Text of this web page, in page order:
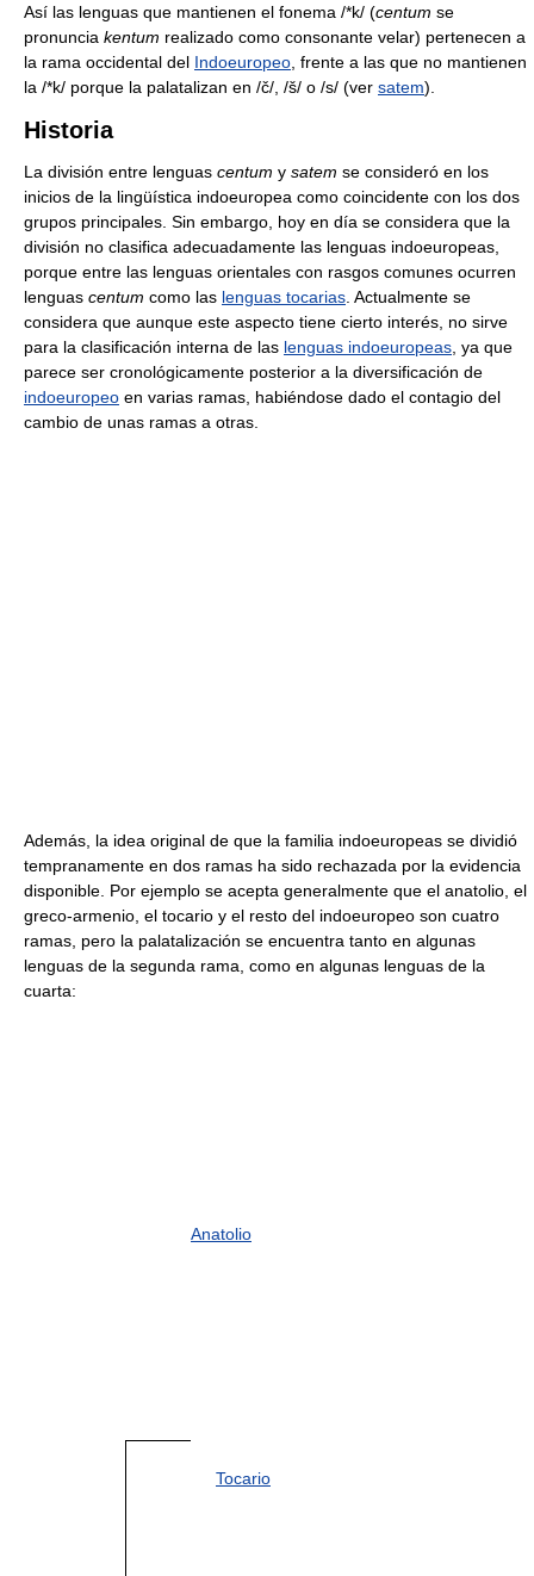
Así las lenguas que mantienen el fonema /*k/ (centum se
pronuncia kentum realizado como consonante velar) pertenecen a
la rama occidental del Indoeuropeo, frente a las que no mantienen
la /*k/ porque la palatalizan en /č/, /š/ o /s/ (ver satem).
Historia
La división entre lenguas centum y satem se consideró en los
inicios de la lingüística indoeuropea como coincidente con los dos
grupos principales. Sin embargo, hoy en día se considera que la
división no clasifica adecuadamente las lenguas indoeuropeas,
porque entre las lenguas orientales con rasgos comunes ocurren
lenguas centum como las lenguas tocarias. Actualmente se
considera que aunque este aspecto tiene cierto interés, no sirve
para la clasificación interna de las lenguas indoeuropeas, ya que
parece ser cronológicamente posterior a la diversificación de
indoeuropeo en varias ramas, habiéndose dado el contagio del
cambio de unas ramas a otras.
Además, la idea original de que la familia indoeuropeas se dividió
tempranamente en dos ramas ha sido rechazada por la evidencia
disponible. Por ejemplo se acepta generalmente que el anatolio, el
greco-armenio, el tocario y el resto del indoeuropeo son cuatro
ramas, pero la palatalización se encuentra tanto en algunas
lenguas de la segunda rama, como en algunas lenguas de la
cuarta:
Anatolio
Tocario